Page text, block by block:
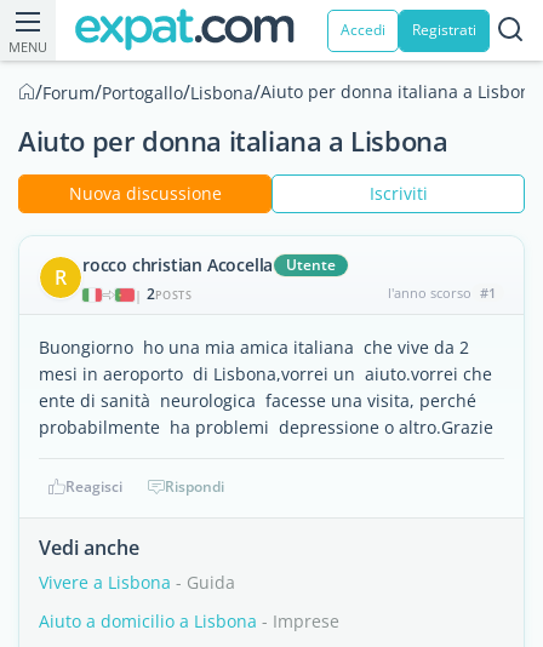
MENU
Accedi Registrati
/Forum/Portogallo/Lisbona/Aiuto per donna italiana a Lisbona
Aiuto per donna italiana a Lisbona
Nuova discussione Iscriviti
R rocco christian Acocella Utente
| 2POSTS l'anno scorso #1
Buongiorno ho una mia amica italiana che vive da 2
mesi in aeroporto di Lisbona,vorrei un aiuto.vorrei che
ente di sanità neurologica facesse una visita, perché
probabilmente ha problemi depressione o altro.Grazie
Reagisci Rispondi
Vedi anche
Vivere a Lisbona - Guida
Aiuto a domicilio a Lisbona - Imprese